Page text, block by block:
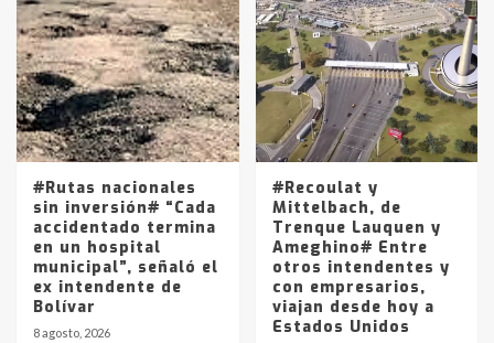
4
joven de Trenque Lauquen
5
Los precios de los combustibles en
La Pampa, desde YPF hasta Axion
entre 857 a 1338 pesos
#Rutas nacionales
sin inversión# “Cada
accidentado termina
en un hospital
municipal”, señaló el
ex intendente de
Bolívar
8 agosto, 2026
#Recoulat y
Mittelbach, de
Trenque Lauquen y
Ameghino# Entre
otros intendentes y
con empresarios,
viajan desde hoy a
Estados Unidos